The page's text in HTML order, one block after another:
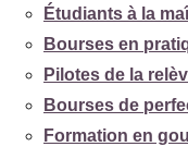
Étudiants à la
Bourses en
Pilotes de la
Bourses de
Formation en